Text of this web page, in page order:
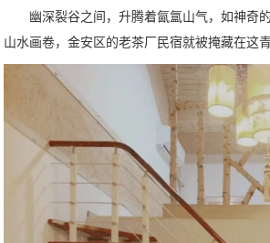
幽深裂谷之间，升腾着氤氲山气，如神奇
山水画卷，金安区的老茶厂民宿就被掩藏在这